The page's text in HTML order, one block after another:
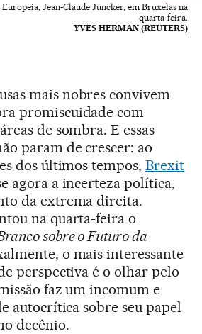
Jean-Claude Juncker, em Bruxelas na
quarta-feira.
YVES HERMAN (REUTERS)
mais nobres convivem
promiscuidade com
de sombra. E essas
param de crescer: ao
dos últimos tempos,Brexit
agora a incerteza política,
da extrema direita.
na quarta-feira o
sobre o Futuro da
o mais interessante
perspectiva é o olhar pelo
faz um incomum e
autocrítica sobre seu papel
decênio.